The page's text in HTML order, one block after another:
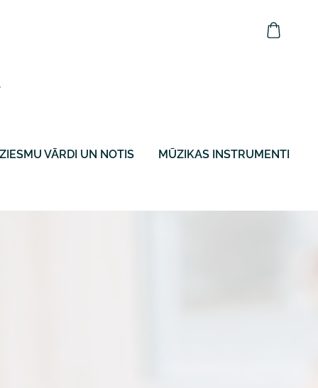
VĀRDI UN NOTIS MŪZIKAS INSTRUMENTI